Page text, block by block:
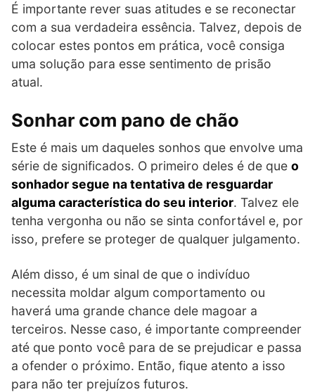
É importante rever suas atitudes e se reconectar
com a sua verdadeira essência. Talvez, depois de
colocar estes pontos em prática, você consiga
uma solução para esse sentimento de prisão
atual.
Sonhar com pano de chão
Este é mais um daqueles sonhos que envolve uma
série de significados. O primeiro deles é de que o
sonhador segue na tentativa de resguardar
alguma característica do seu interior. Talvez ele
tenha vergonha ou não se sinta confortável e, por
isso, prefere se proteger de qualquer julgamento.
Além disso, é um sinal de que o indivíduo
necessita moldar algum comportamento ou
haverá uma grande chance dele magoar a
terceiros. Nesse caso, é importante compreender
até que ponto você para de se prejudicar e passa
a ofender o próximo. Então, fique atento a isso
para não ter prejuízos futuros.